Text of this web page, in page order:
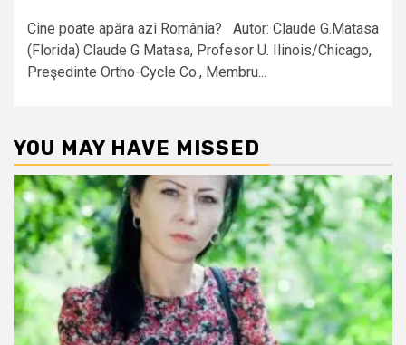
Cine poate apăra azi România? Autor: Claude G.Matasa
(Florida) Claude G Matasa, Profesor U. Ilinois/Chicago,
Preşedinte Ortho-Cycle Co., Membru...
YOU MAY HAVE MISSED